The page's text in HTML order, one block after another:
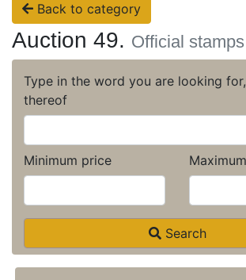
Back to category
Auction 49. Official stamps
Type in the word you are looking
thereof
Minimum price
Search